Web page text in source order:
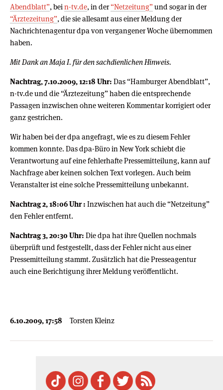
Abendblatt”, bein-tv.de, in der“Netzeitung”und sogar in der
“Ärztezeitung”, die sie allesamt aus einer Meldung der
Nachrichtenagentur dpa von vergangener Woche übernommen
haben.
Mit Dank an Maja I. für den sachdienlichen Hinweis.
Nachtrag, 7.10.2009, 12:18 Uhr: Das “Hamburger Abendblatt”,
n-tv.de und die “Ärztezeitung” haben die entsprechende
Passagen inzwischen ohne weiteren Kommentar korrigiert oder
ganz gestrichen.
Wir haben bei der dpa angefragt, wie es zu diesem Fehler
kommen konnte. Das dpa-Büro in New York schiebt die
Verantwortung auf eine fehlerhafte Pressemitteilung, kann auf
Nachfrage aber keinen solchen Text vorlegen. Auch beim
Veranstalter ist eine solche Pressemitteilung unbekannt.
Nachtrag 2, 18:06 Uhr : Inzwischen hat auch die “Netzeitung”
den Fehler entfernt.
Nachtrag 3, 20:30 Uhr: Die dpa hat ihre Quellen nochmals
überprüft und festgestellt, dass der Fehler nicht aus einer
Pressemitteilung stammt. Zusätzlich hat die Presseagentur
auch eine Berichtigung ihrer Meldung veröffentlicht.
6.10.2009, 17:58 Torsten Kleinz